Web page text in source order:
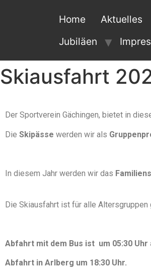
Home Aktuelles
Jubiläen
Skiausfahrt
Der Sportverein Gächingen, bietet in
Die Skipässe werden wir als
In diesem Jahr werden wir das
Die Skiausfahrt ist für alle Altersgruppen
Abfahrt mit dem Bus ist um 05:30 Uhr
Abfahrt in Arlberg um 18:30 Uhr.